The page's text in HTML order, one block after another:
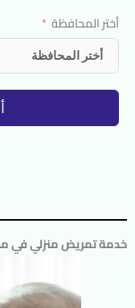
أختر المحافظة
خدمة تمريض منزلي في